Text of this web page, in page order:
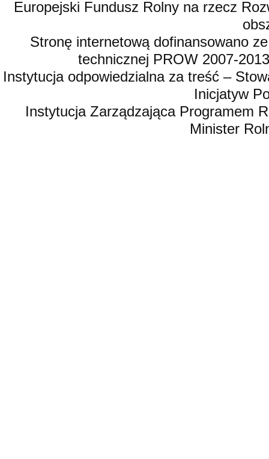
Europejski Fundusz Rolny na rzecz
Stronę internetową dofinansowano
technicznej PROW 2007-
Instytucja odpowiedzialna za treść –
Inicjatyw
Instytucja Zarządzająca Programem
Minister